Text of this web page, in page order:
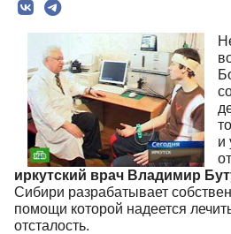
и
иркутский врач Владимир
Сибири разрабатывает
помощи которой надеется
отсталость.